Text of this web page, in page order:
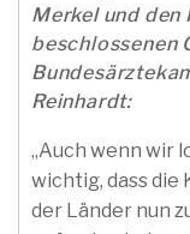
Merkel und den
beschlossenen
Reinhardt:
„Auch wenn wir
wichtig, dass die
der Länder nun